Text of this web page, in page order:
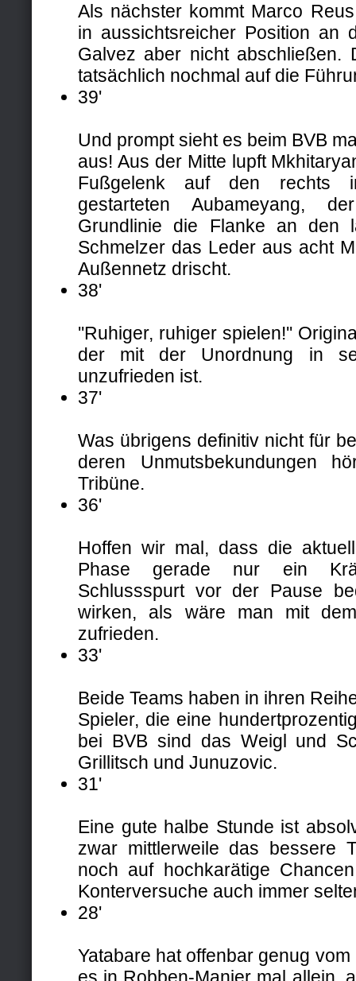
Als nächster kommt Marco
in aussichtsreicher Position an
Galvez aber nicht abschließen.
tatsächlich nochmal auf die
39'
Und prompt sieht es beim BVB
aus! Aus der Mitte lupft
Fußgelenk auf den rechts
gestarteten Aubameyang,
Grundlinie die Flanke an den
Schmelzer das Leder aus acht
Außennetz drischt.
38'
''Ruhiger, ruhiger spielen!''
der mit der Unordnung in
unzufrieden ist.
37'
Was übrigens definitiv nicht für
deren Unmutsbekundungen
Tribüne.
36'
Hoffen wir mal, dass die
Phase gerade nur ein
Schlussspurt vor der Pause
wirken, als wäre man mit
zufrieden.
33'
Beide Teams haben in ihren
Spieler, die eine
bei BVB sind das Weigl und
Grillitsch und Junuzovic.
31'
Eine gute halbe Stunde ist
zwar mittlerweile das bessere
noch auf hochkarätige
Konterversuche auch immer
28'
Yatabare hat offenbar genug